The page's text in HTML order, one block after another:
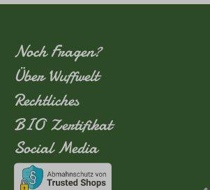
Noch Fragen?
Über Wuffwelt
Rechtliches
BIO Zertifikat
Social Media